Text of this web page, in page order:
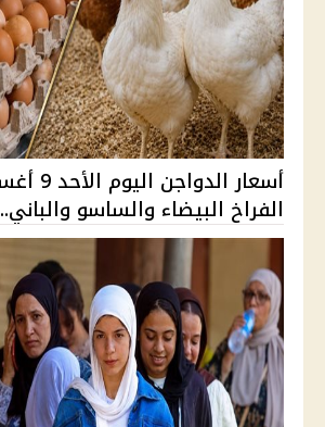
أسعار
الفراخ البيضاء والساسو